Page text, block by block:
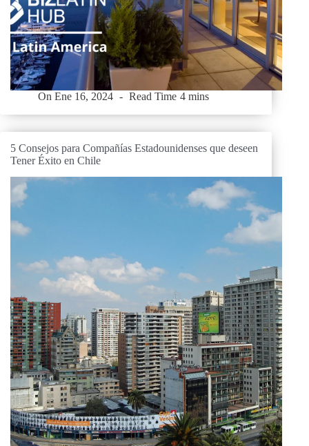
On Ene 16, 2024 Read Time 4 mins
5 Consejos para Compañías Estadounidenses que deseen
Tener Éxito en Chile